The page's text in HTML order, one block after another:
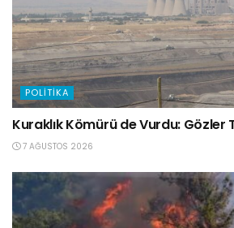
POLITIKA
Kuraklık Kömürü de Vurdu: Gözler
7 AĞUSTOS 2026